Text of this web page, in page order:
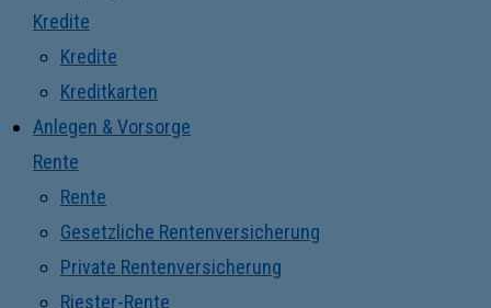
Kredite
Kredite
Kreditkarten
Anlegen & Vorsorge
Rente
Rente
Gesetzliche Rentenversicherung
Private Rentenversicherung
Riester-Rente